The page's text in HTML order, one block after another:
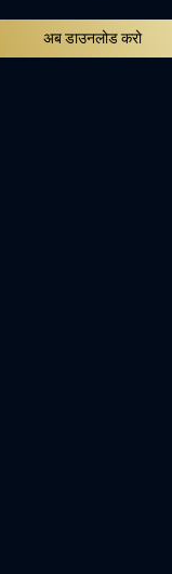
अब डाउनलोड करो